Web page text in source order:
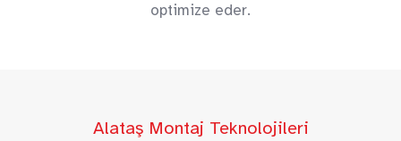
optimize eder.
Alataş Montaj Teknolojileri